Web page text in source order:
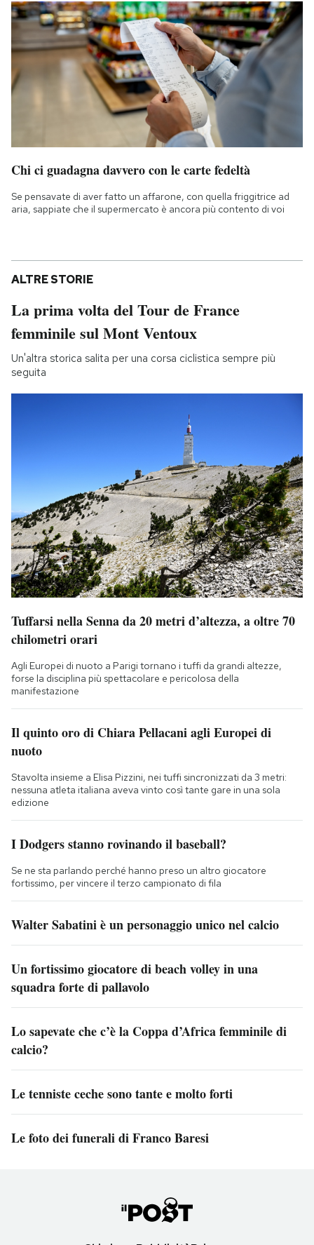
Chi ci guadagna davvero con le carte fedeltà
Se pensavate di aver fatto un affarone, con quella friggitrice ad
aria, sappiate che il supermercato è ancora più contento di voi
ALTRE STORIE
La prima volta del Tour de France
femminile sul Mont Ventoux
Un'altra storica salita per una corsa ciclistica sempre più
seguita
Tuffarsi nella Senna da 20 metri d’altezza, a oltre 70
chilometri orari
Agli Europei di nuoto a Parigi tornano i tuffi da grandi altezze,
forse la disciplina più spettacolare e pericolosa della
manifestazione
Il quinto oro di Chiara Pellacani agli Europei di
nuoto
Stavolta insieme a Elisa Pizzini, nei tuffi sincronizzati da 3 metri:
nessuna atleta italiana aveva vinto così tante gare in una sola
edizione
I Dodgers stanno rovinando il baseball?
Se ne sta parlando perché hanno preso un altro giocatore
fortissimo, per vincere il terzo campionato di fila
Walter Sabatini è un personaggio unico nel calcio
Un fortissimo giocatore di beach volley in una
squadra forte di pallavolo
Lo sapevate che c’è la Coppa d’Africa femminile di
calcio?
Le tenniste ceche sono tante e molto forti
Le foto dei funerali di Franco Baresi